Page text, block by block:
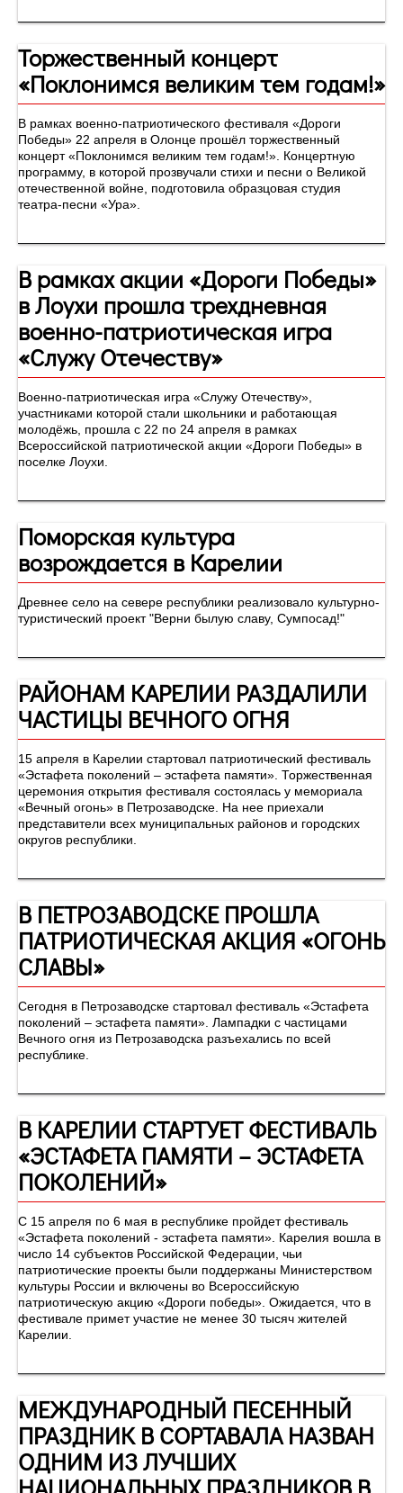
Торжественный концерт
«Поклонимся великим тем годам!»
В рамках военно-патриотического фестиваля «Дороги
Победы» 22 апреля в Олонце прошёл торжественный
концерт «Поклонимся великим тем годам!». Концертную
программу, в которой прозвучали стихи и песни о Великой
отечественной войне, подготовила образцовая студия
театра-песни «Ура».
В рамках акции «Дороги Победы»
в Лоухи прошла трехдневная
военно-патриотическая игра
«Служу Отечеству»
Военно-патриотическая игра «Служу Отечеству»,
участниками которой стали школьники и работающая
молодёжь, прошла с 22 по 24 апреля в рамках
Всероссийской патриотической акции «Дороги Победы» в
поселке Лоухи.
Поморская культура
возрождается в Карелии
Древнее село на севере республики реализовало культурно-
туристический проект "Верни былую славу, Сумпосад!"
РАЙОНАМ КАРЕЛИИ РАЗДАЛИЛИ
ЧАСТИЦЫ ВЕЧНОГО ОГНЯ
15 апреля в Карелии стартовал патриотический фестиваль
«Эстафета поколений – эстафета памяти». Торжественная
церемония открытия фестиваля состоялась у мемориала
«Вечный огонь» в Петрозаводске. На нее приехали
представители всех муниципальных районов и городских
округов республики.
В ПЕТРОЗАВОДСКЕ ПРОШЛА
ПАТРИОТИЧЕСКАЯ АКЦИЯ «ОГОНЬ
СЛАВЫ»
Сегодня в Петрозаводске стартовал фестиваль «Эстафета
поколений – эстафета памяти». Лампадки с частицами
Вечного огня из Петрозаводска разъехались по всей
республике.
В КАРЕЛИИ СТАРТУЕТ ФЕСТИВАЛЬ
«ЭСТАФЕТА ПАМЯТИ – ЭСТАФЕТА
ПОКОЛЕНИЙ»
С 15 апреля по 6 мая в республике пройдет фестиваль
«Эстафета поколений - эстафета памяти». Карелия вошла в
число 14 субъектов Российской Федерации, чьи
патриотические проекты были поддержаны Министерством
культуры России и включены во Всероссийскую
патриотическую акцию «Дороги победы». Ожидается, что в
фестивале примет участие не менее 30 тысяч жителей
Карелии.
МЕЖДУНАРОДНЫЙ ПЕСЕННЫЙ
ПРАЗДНИК В СОРТАВАЛА НАЗВАН
ОДНИМ ИЗ ЛУЧШИХ